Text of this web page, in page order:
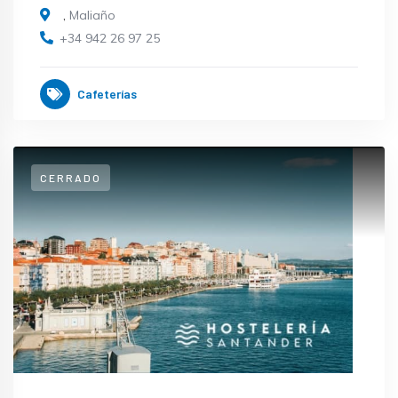
, Maliaño
+34 942 26 97 25
Cafeterías
CERRADO